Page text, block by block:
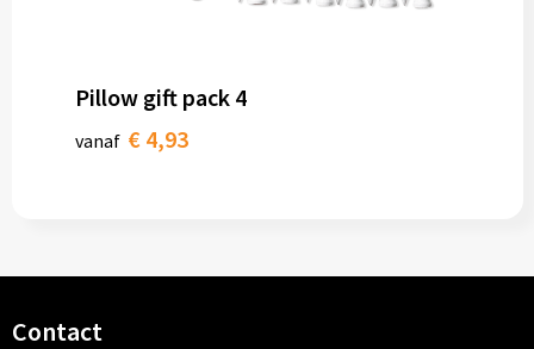
Pillow gift pack 4
vanaf € 4,93
Contact